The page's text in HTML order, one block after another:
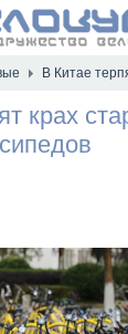
В Китае
крах